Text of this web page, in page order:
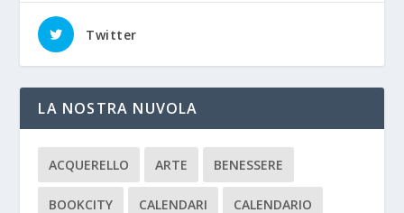
Twitter
LA NOSTRA NUVOLA
ACQUERELLO ARTE BENESSERE
BOOKCITY CALENDARI CALENDARIO